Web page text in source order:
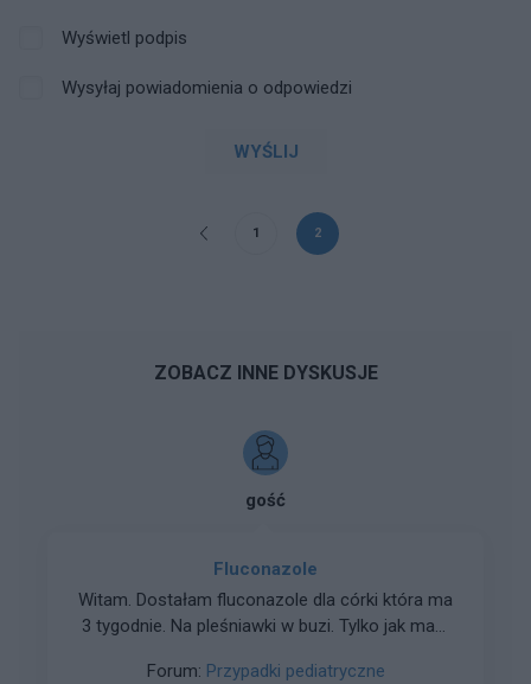
Wyświetl podpis
Wysyłaj powiadomienia o odpowiedzi
WYŚLIJ
1 2
ZOBACZ INNE DYSKUSJE
gość
Fluconazole
Witam. Dostałam fluconazole dla córki która ma
3 tygodnie. Na pleśniawki w buzi. Tylko jak mam
Forum: Przypadki pediatryczne